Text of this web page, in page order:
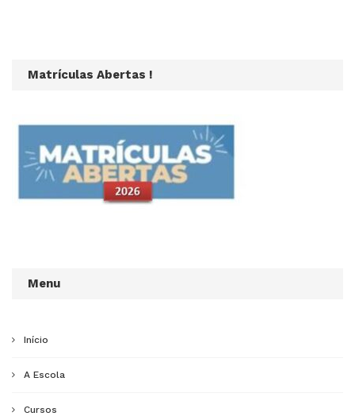
Matrículas Abertas !
Menu
Início
A Escola
Cursos